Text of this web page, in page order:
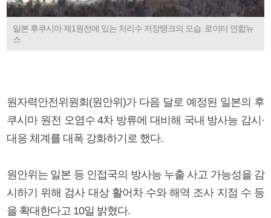
일본 후쿠시마 제1원전에 있는 처리수 저장탱크의 모습. 로이터 연합뉴
스
원자력안전위원회(원안위)가 다음 달로 예정된 일본의 후
쿠시마 원전 오염수 4차 방류에 대비해 국내 방사능 감시·
대응 체계를 대폭 강화하기로 했다.
원안위는 일본 등 인접국의 방사능 누출 사고 가능성을 감
시하기 위해 검사 대상 활어차 수와 해역 조사 지점 수 등
을 확대한다고 10일 밝혔다.